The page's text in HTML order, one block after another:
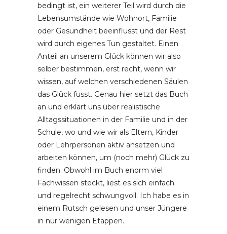
bedingt ist, ein weiterer Teil wird durch die
Lebensumstände wie Wohnort, Familie
oder Gesundheit beeinflusst und der Rest
wird durch eigenes Tun gestaltet. Einen
Anteil an unserem Glück können wir also
selber bestimmen, erst recht, wenn wir
wissen, auf welchen verschiedenen Säulen
das Glück fusst. Genau hier setzt das Buch
an und erklärt uns über realistische
Alltagssituationen in der Familie und in der
Schule, wo und wie wir als Eltern, Kinder
oder Lehrpersonen aktiv ansetzen und
arbeiten können, um (noch mehr) Glück zu
finden. Obwohl im Buch enorm viel
Fachwissen steckt, liest es sich einfach
und regelrecht schwungvoll. Ich habe es in
einem Rutsch gelesen und unser Jüngere
in nur wenigen Etappen.